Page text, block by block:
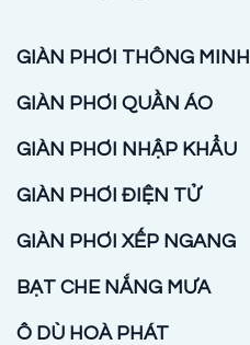
GIÀN PHƠI THÔNG MINH
GIÀN PHƠI QUẦN ÁO
GIÀN PHƠI NHẬP KHẨU
GIÀN PHƠI ĐIỆN TỬ
GIÀN PHƠI XẾP NGANG
BẠT CHE NẮNG MƯA
Ô DÙ HOÀ PHÁT